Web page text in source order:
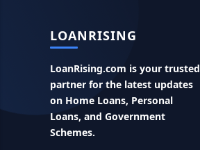
LOANRISING
LoanRising.com is your trusted
partner for the latest updates
on Home Loans, Personal
Loans, and Government
Schemes.